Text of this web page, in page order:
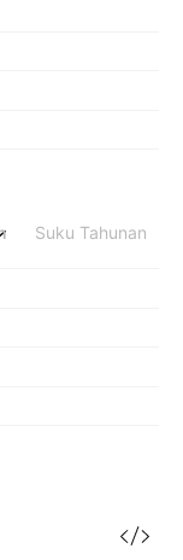
Suku Tahunan